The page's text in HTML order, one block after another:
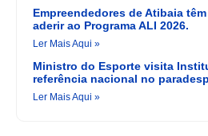
Empreendedores de Atibaia
aderir ao Programa ALI 2026.
Ler Mais Aqui »
Ministro do Esporte visita
referência nacional no
Ler Mais Aqui »